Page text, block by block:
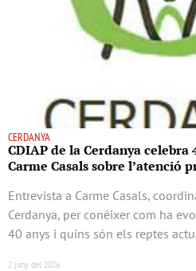
CERDANYA
CDIAP de la Cerdanya celebra
Carme Casals sobre l’atenció
Entrevista a Carme Casals,
Cerdanya, per conèixer com ha
40 anys i quins són els reptes
2 juny del 2026